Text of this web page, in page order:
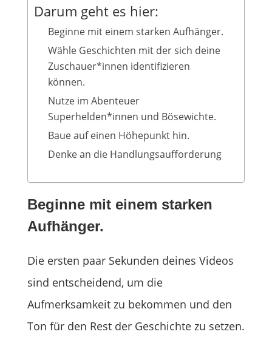
Darum geht es hier:
Beginne mit einem starken Aufhänger.
Wähle Geschichten mit der sich deine
Zuschauer*innen identifizieren
können.
Nutze im Abenteuer
Superhelden*innen und Bösewichte.
Baue auf einen Höhepunkt hin.
Denke an die Handlungsaufforderung
Beginne mit einem starken
Aufhänger.
Die ersten paar Sekunden deines Videos
sind entscheidend, um die
Aufmerksamkeit zu bekommen und den
Ton für den Rest der Geschichte zu setzen.